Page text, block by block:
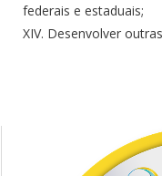
federais e estaduais;
XIV. Desenvolver